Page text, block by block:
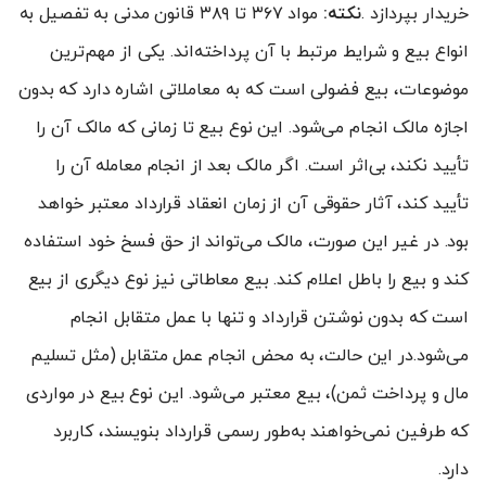
خريدار بپردازد .نکته:
مواد ۳۶۷ تا ۳۸۹ قانون مدنی به تفصیل به
انواع بیع و شرایط مرتبط با آن پرداخته‌اند. یکی از مهم‌ترین
موضوعات، بیع فضولی است که به معاملاتی اشاره دارد که بدون
اجازه مالک انجام می‌شود. این نوع بیع تا زمانی که مالک آن را
تأیید نکند، بی‌اثر است. اگر مالک بعد از انجام معامله آن را
تأیید کند، آثار حقوقی آن از زمان انعقاد قرارداد معتبر خواهد
بود. در غیر این صورت، مالک می‌تواند از حق فسخ خود استفاده
کند و بیع را باطل اعلام کند. بیع معاطاتی نیز نوع دیگری از بیع
است که بدون نوشتن قرارداد و تنها با عمل متقابل انجام
می‌شود.در این حالت، به محض انجام عمل متقابل (مثل تسلیم
مال و پرداخت ثمن)، بیع معتبر می‌شود. این نوع بیع در مواردی
که طرفین نمی‌خواهند به‌طور رسمی قرارداد بنویسند، کاربرد
دارد.